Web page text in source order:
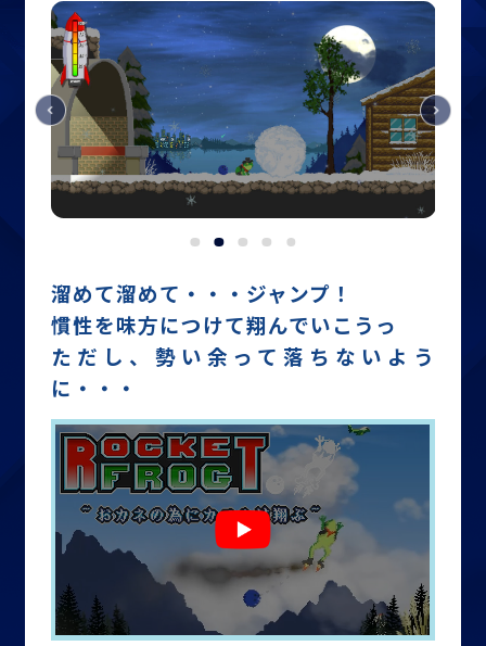
溜めて溜めて・・・ジャンプ！
慣性を味方につけて翔んでいこうっ
ただし、勢い余って落ちないよう
に・・・